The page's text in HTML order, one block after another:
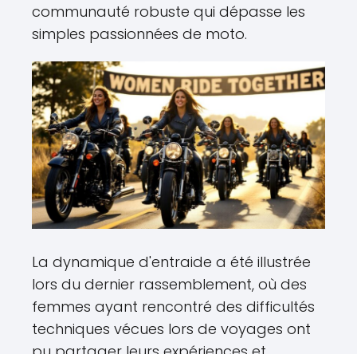
communauté robuste qui dépasse les
simples passionnées de moto.
La dynamique d'entraide a été illustrée
lors du dernier rassemblement, où des
femmes ayant rencontré des difficultés
techniques vécues lors de voyages ont